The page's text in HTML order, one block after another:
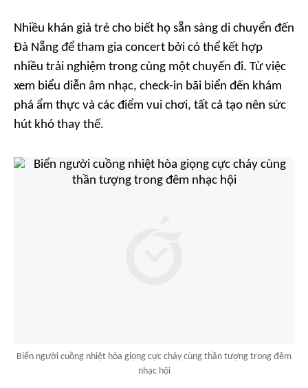
Nhiều khán giả trẻ cho biết họ sẵn sàng di chuyển đến
Đà Nẵng để tham gia concert bởi có thể kết hợp
nhiều trải nghiệm trong cùng một chuyến đi. Từ việc
xem biểu diễn âm nhạc, check-in bãi biển đến khám
phá ẩm thực và các điểm vui chơi, tất cả tạo nên sức
hút khó thay thế.
Biển người cuồng nhiệt hòa giọng cực cháy cùng thần tượng trong đêm
nhạc hội